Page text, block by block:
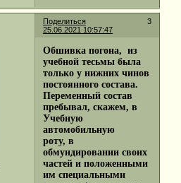
Поделиться
3
25.06.2021 10:57:47
Обшивка погона, из
учебной тесьмы была
только у нижних чинов
постоянного состава.
Переменный состав
пребывал, скажем, в
Учебную
автомобильную
роту, в
обмундировании своих
частей и положенными
им специальными